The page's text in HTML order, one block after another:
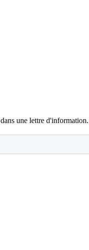
une lettre d'information.